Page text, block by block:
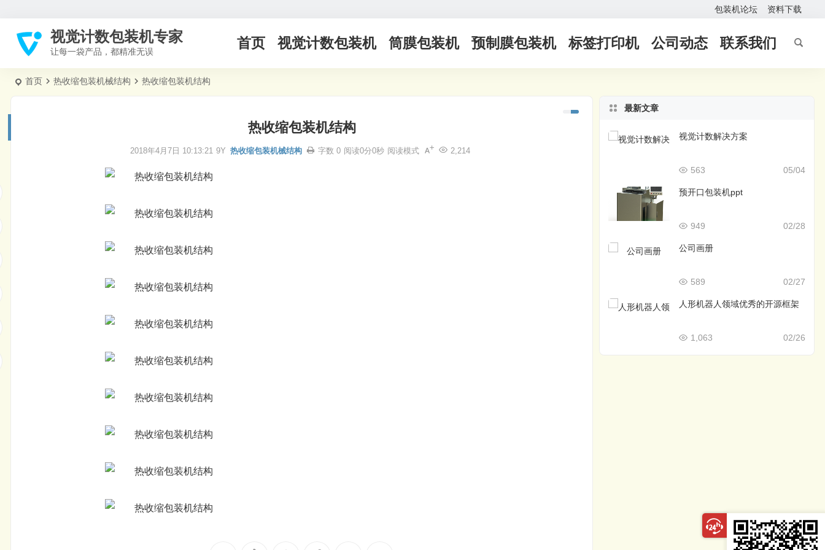
包装机论坛 资料下载
视觉计数包装机专家
让每一袋产品，都精准无误
首页 视觉计数包装机 筒膜包装机 预制膜包装机 标签打印机 公司动态 联系我们
首页 热收缩包装机械结构 热收缩包装机结构
热收缩包装机结构
2018年4月7日 10:13:21 9Y 热收缩包装机械结构 2,214
字数 0 阅读0分0秒 阅读模式
最新文章
视觉计数解决方案
05/04
563
预开口包装机ppt
02/28
949
公司画册
02/27
589
人形机器人领域优秀的开源框架
02/26
1,063